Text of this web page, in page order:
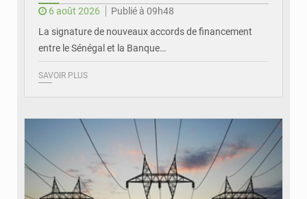
6 août 2026
Publié à 09h48
La signature de nouveaux accords de financement
entre le Sénégal et la Banque…
SAVOIR PLUS